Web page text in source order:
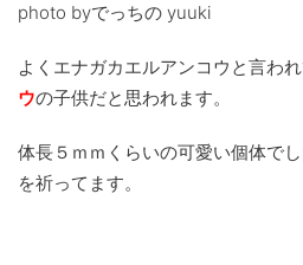
photo byでっちの yuuki
よくエナガカエルアンコウと言わ
ウの子供だと思われます。
体長５ｍｍくらいの可愛い個体で
を祈ってます。